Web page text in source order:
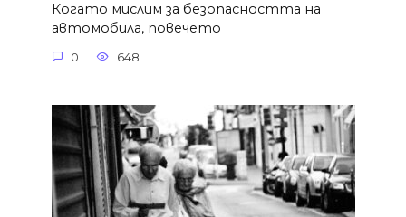
Когато мислим за безопасността на
автомобила, повечето
0 648